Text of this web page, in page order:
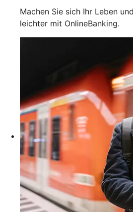
Machen Sie sich Ihr Leben
leichter mit OnlineBanking.